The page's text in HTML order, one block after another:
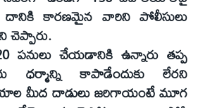
కారణమైన వారిని పోలీసులు
చెప్పారు.
పనులు చేయడానికి ఉన్నారు తప్ప
ధర్మాన్ని కాపాడేందుకు లేరని
మీద దాడులు జరిగాయంటే మూగ